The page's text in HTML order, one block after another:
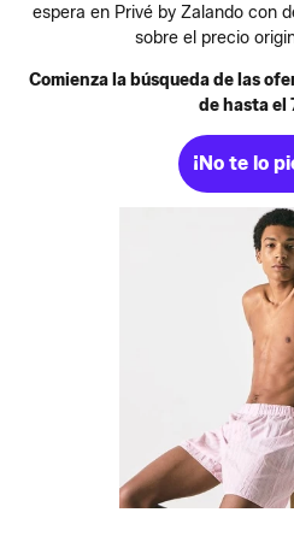
espera en Privé by Zalando con
sobre el precio
Comienza la búsqueda de las
de hasta el
¡No te lo